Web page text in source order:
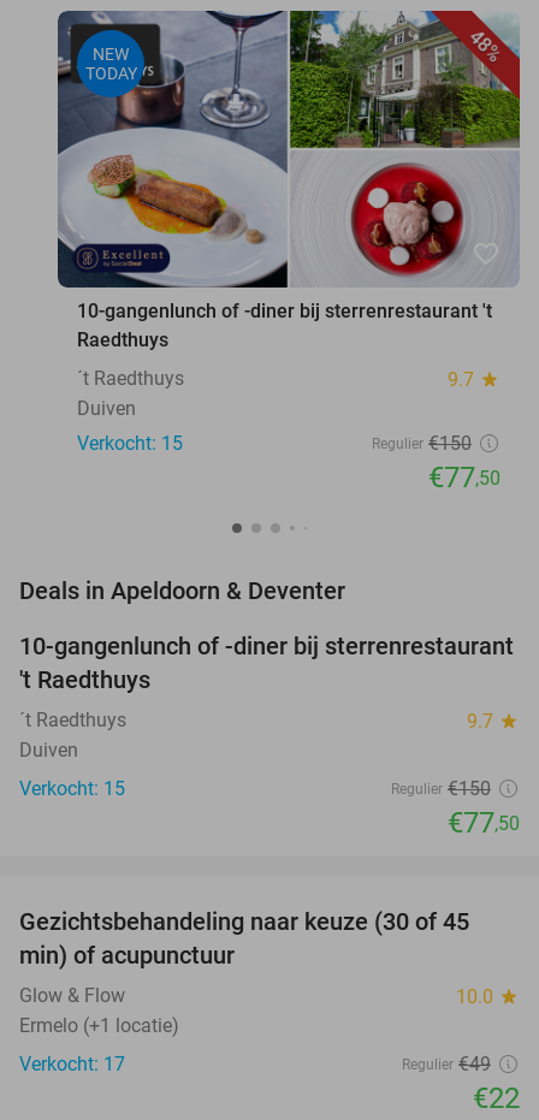
48%
NEW
TODAY
favorite_border
10-gangenlunch of -diner bij sterrenrestaurant 't
Raedthuys
´t Raedthuys
9.7 star
Duiven
Verkocht: 15
Regulier €150
€77,50
Deals in Apeldoorn & Deventer
48%
NEW
TODAY
10-gangenlunch of -diner bij sterrenrestaurant
't Raedthuys
´t Raedthuys 9.7 star
Duiven
Verkocht: 15
Regulier €150
€77,50
55%
TODAY
Gezichtsbehandeling naar keuze (30 of 45
min) of acupunctuur
Glow & Flow 10.0 star
Ermelo (+1 locatie)
Verkocht: 17
Regulier €49
€22